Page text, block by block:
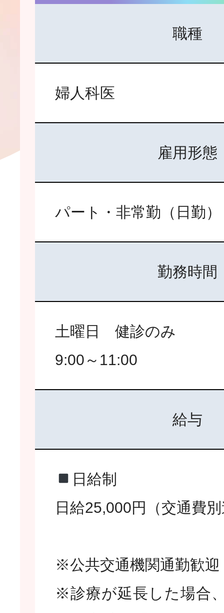
職種
婦人科医
雇用形態
パート・非常勤（日勤）
勤務時間
土曜日 健診のみ
9:00～11:00
給与
日給制
日給25,000円（交通費
※公共交通機関通勤歓迎
※診療が延長した場合